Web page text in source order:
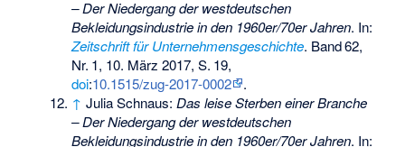
– Der Niedergang der westdeutschen
Bekleidungsindustrie in den 1960er/70er Jahren. In:
Zeitschrift für Unternehmensgeschichte. Band62,
Nr. 1, 10. März 2017,S. 19,
doi:10.1515/zug-2017-0002
.
↑ Julia Schnaus:Das leise Sterben einer Branche
– Der Niedergang der westdeutschen
Bekleidungsindustrie in den 1960er/70er Jahren. In: